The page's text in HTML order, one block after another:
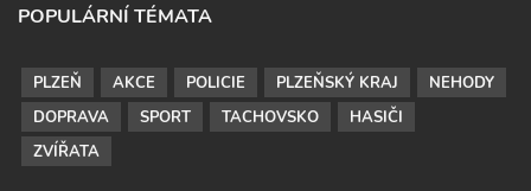
POPULÁRNÍ TÉMATA
PLZEŇ AKCE POLICIE PLZEŇSKÝ KRAJ
NEHODY
DOPRAVA
SPORT TACHOVSKO
HASIČI
ZVÍŘATA